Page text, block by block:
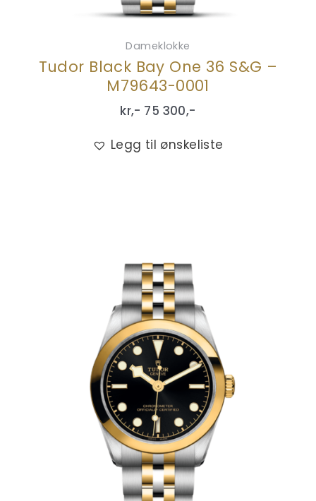
Dameklokke
Tudor Black Bay One 36 S&G –
M79643-0001
kr,- 75 300,-
Legg til ønskeliste